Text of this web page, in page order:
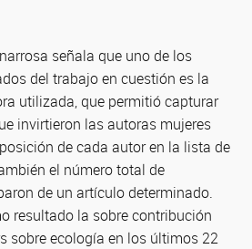
señala que uno de los
del trabajo en cuestión es la
utilizada, que permitió capturar
invirtieron las autoras mujeres
de cada autor en la lista de
el número total de
de un artículo determinado.
resultado la sobre contribución
sobre ecología en los últimos 22